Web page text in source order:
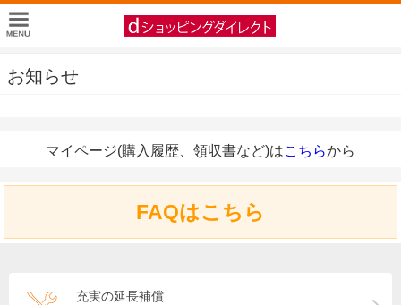
お知らせ
マイページ(購入履歴、領収書など)はこちらから
FAQはこちら
充実の延長補償